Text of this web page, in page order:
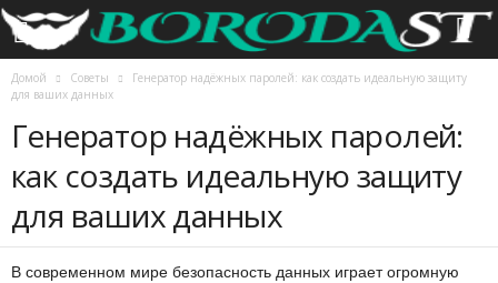
Домой Советы
Генератор надёжных паролей: как создать идеальную защиту
для ваших данных
Генератор надёжных паролей:
как создать идеальную защиту
для ваших данных
В современном мире безопасность данных играет огромную